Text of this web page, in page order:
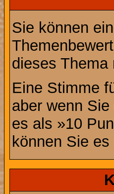
Sie können
dieses
Eine Stimme
aber wenn
es als »10
können Sie